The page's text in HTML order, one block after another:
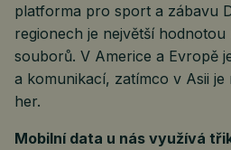
platforma pro sport a zábavu
regionech je největší
souborů. V Americe a Evropě
a komunikací, zatímco v Asii
her.
Mobilní data u nás využívá